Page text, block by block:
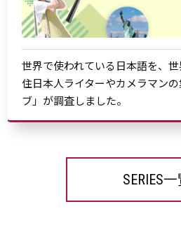
世界で使われている日本語を、
住日本人ライターやカメラマン
ブ」が調査しました。
SERIES